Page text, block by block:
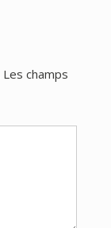
Les champs